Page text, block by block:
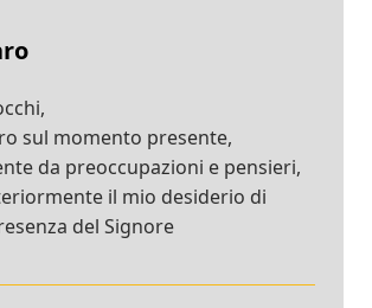
sul momento presente,
da preoccupazioni e pensieri,
il mio desiderio di
del Signore